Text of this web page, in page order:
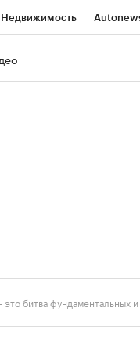
Недвижимость
битва фундаментальных